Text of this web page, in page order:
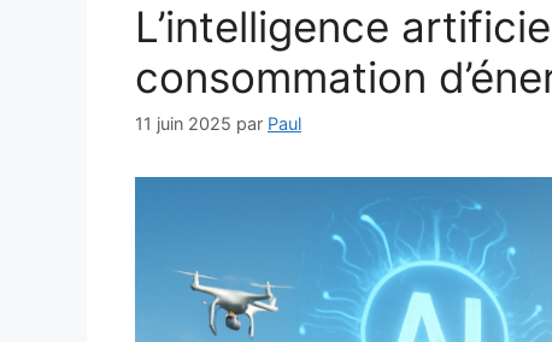
L’intelligence
consommation
11 juin 2025 par Paul